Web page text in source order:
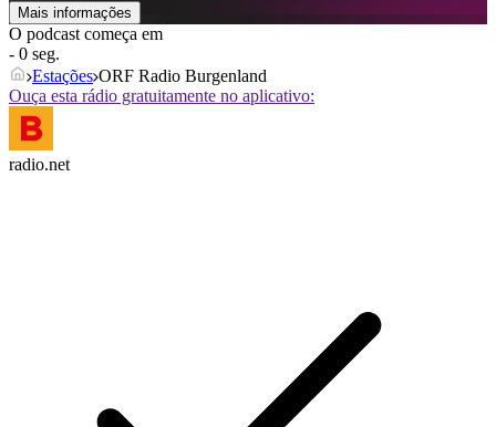
Mais informações
O podcast começa em
- 0 seg.
Estações ORF Radio Burgenland
Ouça esta rádio gratuitamente no aplicativo:
radio.net